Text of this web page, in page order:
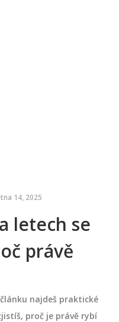
14, 2025
letech se
právě
najdeš praktické
proč je právě rybí